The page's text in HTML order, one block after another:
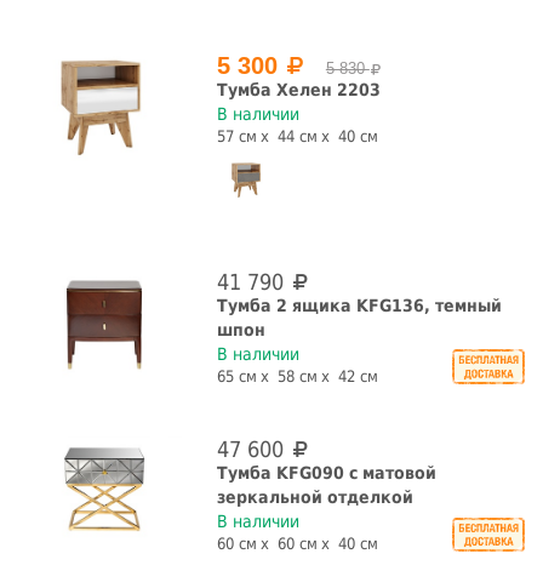
5 300 5 830
Тумба Хелен 2203
В наличии
57 см 44 см 40 см
41 790
Тумба 2 ящика KFG136, темный
шпон
В наличии
65 см 58 см 42 см
47 600
Тумба KFG090 с матовой
зеркальной отделкой
В наличии
60 см 60 см 40 см